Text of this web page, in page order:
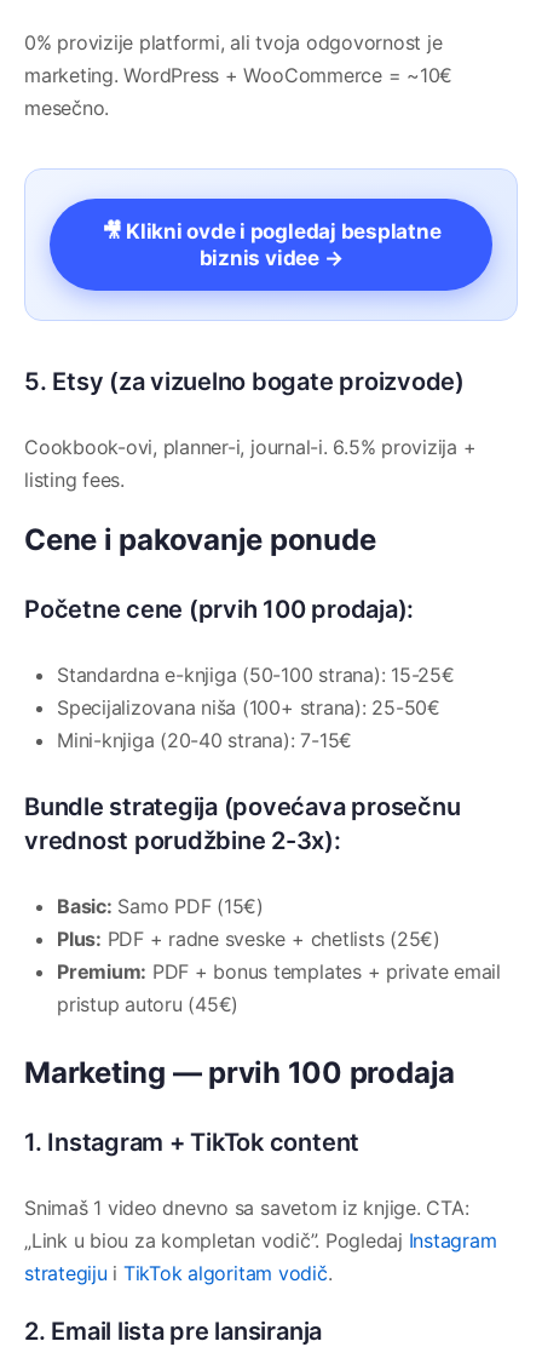
0% provizije platformi, ali tvoja odgovornost je
marketing. WordPress + WooCommerce = ~10€
mesečno.
🎥 Klikni ovde i pogledaj besplatne
biznis videe →
5. Etsy (za vizuelno bogate proizvode)
Cookbook-ovi, planner-i, journal-i. 6.5% provizija +
listing fees.
Cene i pakovanje ponude
Početne cene (prvih 100 prodaja):
Standardna e-knjiga (50-100 strana): 15-25€
Specijalizovana niša (100+ strana): 25-50€
Mini-knjiga (20-40 strana): 7-15€
Bundle strategija (povećava prosečnu
vrednost porudžbine 2-3x):
Basic: Samo PDF (15€)
Plus: PDF + radne sveske + chetlists (25€)
Premium: PDF + bonus templates + private email
pristup autoru (45€)
Marketing — prvih 100 prodaja
1. Instagram + TikTok content
Snimaš 1 video dnevno sa savetom iz knjige. CTA:
„Link u biou za kompletan vodič”. Pogledaj Instagram
strategiju i TikTok algoritam vodič.
2. Email lista pre lansiranja